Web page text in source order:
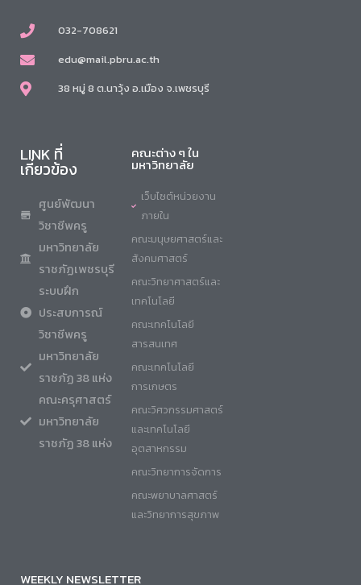
032-708621
edu@mail.pbru.ac.th
38 หมู่ 8 ต.นาวุ้ง อ.เมือง จ.เพชรบุรี
LINK ที่
เกี่ยวข้อง
ศูนย์พัฒนา
วิชาชีพครู
มหาวิทยาลัย
ราชภัฏเพชรบุรี
ระบบฝึก
ประสบการณ์
วิชาชีพครู
มหาวิทยาลัย
ราชภัฏ 38 แห่ง
คณะครุศาสตร์
มหาวิทยาลัย
ราชภัฏ 38 แห่ง
คณะต่าง ๆ ใน
มหาวิทยาลัย
เว็บไซต์หน่วยงาน
ภายใน
คณะมนุษยศาสตร์และ
สังคมศาสตร์
คณะวิทยาศาสตร์และ
เทคโนโลยี
คณะเทคโนโลยี
สารสนเทศ
คณะเทคโนโลยี
การเกษตร
คณะวิศวกรรมศาสตร์
และเทคโนโลยี
อุตสาหกรรม
คณะวิทยาการจัดการ
คณะพยาบาลศาสตร์
และวิทยาการสุขภาพ
WEEKLY NEWSLETTER